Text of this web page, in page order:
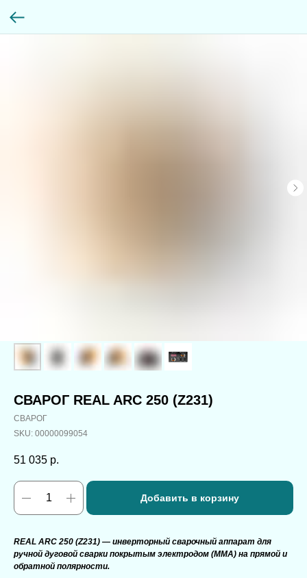
СВАРОГ REAL ARC 250 (Z231)
СВАРОГ
SKU: 00000099054
51 035 р.
Добавить в корзину
REAL ARC 250 (Z231) — инверторный сварочный аппарат для
ручной дуговой сварки покрытым электродом (MMA) на прямой и
обратной полярности.